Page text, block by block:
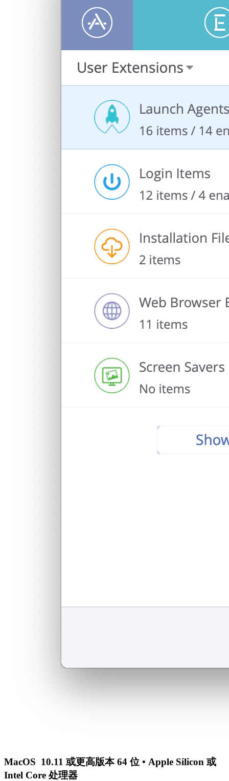
MacOS 10.11 或更高版本 64 位 • Apple Silicon 或
Intel Core 处理器